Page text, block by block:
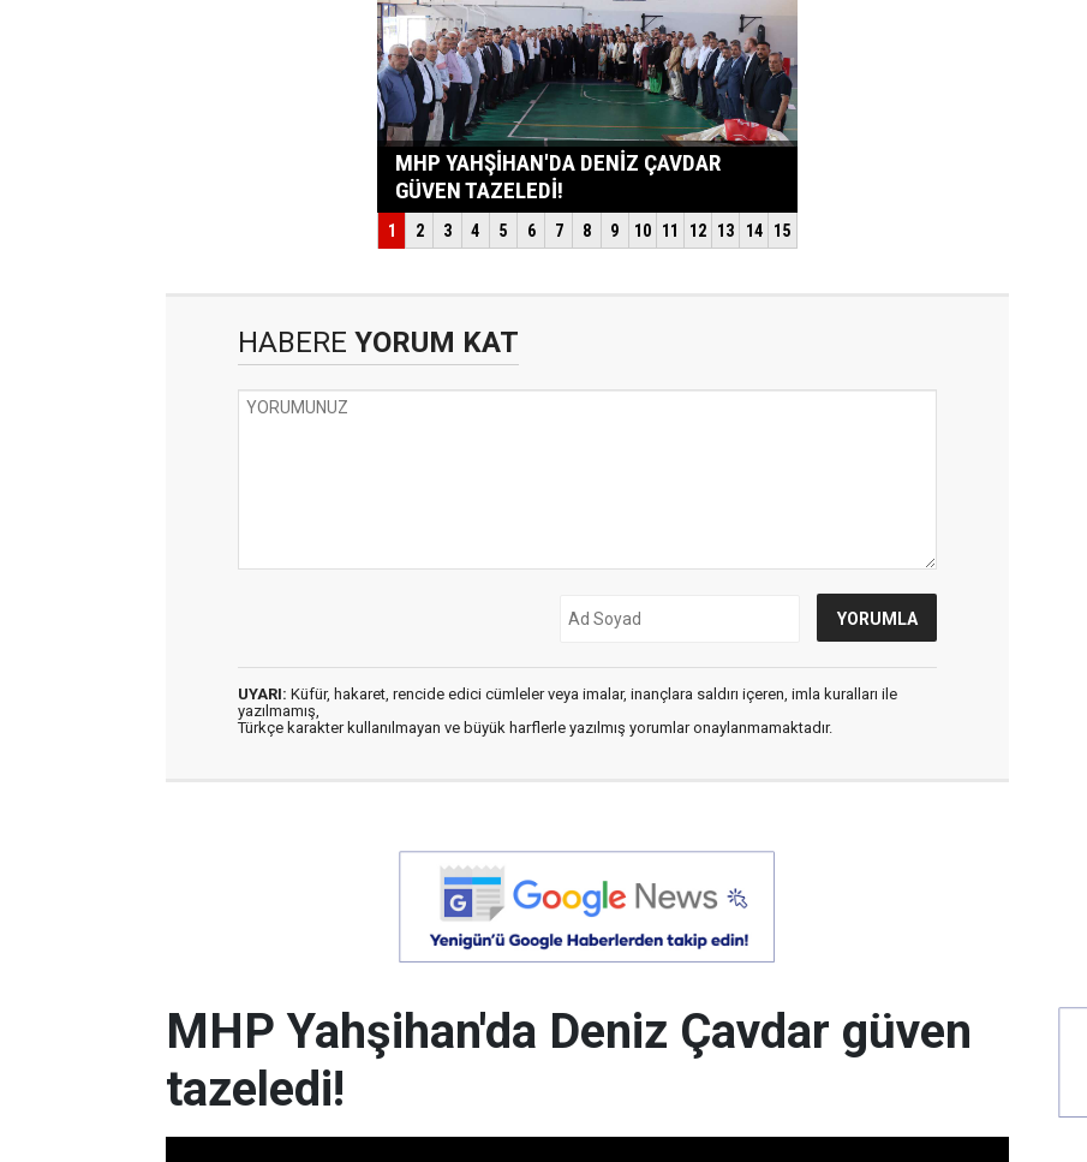
HABERE YORUM KAT
UYARI: Küfür, hakaret, rencide edici cümleler veya imalar, inançlara saldırı içeren, imla kuralları ile
yazılmamış,
Türkçe karakter kullanılmayan ve büyük harflerle yazılmış yorumlar onaylanmamaktadır.
MHP Yahşihan'da Deniz Çavdar güven
tazeledi!